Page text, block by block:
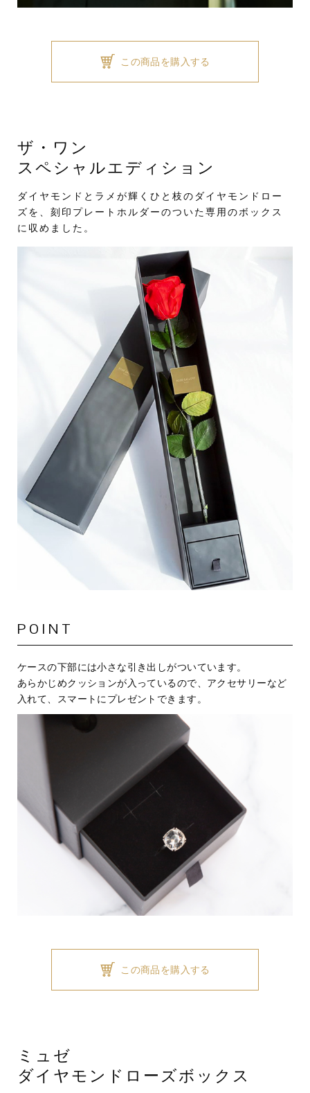
この商品を購入する
ザ・ワン
スペシャルエディション
ダイヤモンドとラメが輝くひと枝のダイヤモンドロー
ズを、刻印プレートホルダーのついた専用のボックス
に収めました。
POINT
ケースの下部には小さな引き出しがついています。
あらかじめクッションが入っているので、アクセサリーなど
入れて、スマートにプレゼントできます。
この商品を購入する
ミュゼ
ダイヤモンドローズボックス